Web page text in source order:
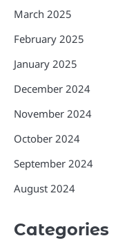
March 2025
February 2025
January 2025
December 2024
November 2024
October 2024
September 2024
August 2024
Categories